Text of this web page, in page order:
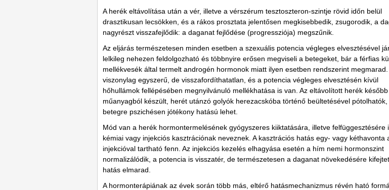
A herék eltávolítása után a vér, illetve a vérszérum tesztoszteron-szintje rövid időn belül
drasztikusan lecsökken, és a rákos prosztata jelentősen megkisebbedik, zsugorodik, a
nagyrészt visszafejlődik: a daganat fejlődése (progressziója) megszűnik.
Az eljárás természetesen minden esetben a szexuális potencia végleges elvesztésével
lelkileg nehezen feldolgozható és többnyire erősen megviseli a betegeket, bár a férfias
mellékvesék által termelt androgén hormonok miatt ilyen esetben rendszerint megmarad.
viszonylag egyszerű, de visszafordíthatatlan, és a potencia végleges elvesztésén kívül
hőhullámok fellépésében megnyilvánuló mellékhatása is van. Az eltávolított herék később
műanyagból készült, herét utánzó golyók herezacskóba történő beültetésével pótolhatók,
betegre pszichésen jótékony hatású lehet.
Mód van a herék hormontermelésének gyógyszeres kiiktatására, illetve felfüggesztésére
kémiai vagy injekciós kasztrációnak neveznek. A kasztrációs hatás egy- vagy kéthavonta
injekcióval tartható fenn. Az injekciós kezelés elhagyása esetén a hím nemi hormonszint
normalizálódik, a potencia is visszatér, de természetesen a daganat növekedésére
hatás elmarad.
A hormonterápiának az évek során több más, eltérő hatásmechanizmus révén ható